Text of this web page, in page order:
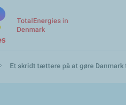
TotalEnergies in
Denmark
Et skridt tættere på at gøre